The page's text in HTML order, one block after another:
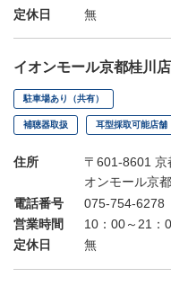
定休日
無
イオンモール京都桂川店
駐車場あり（共有）
補聴器取扱 耳型採取可能店舗
住所
〒601-8601
オンモール京
電話番号
075-754-6278
営業時間
10：00～21：
定休日
無